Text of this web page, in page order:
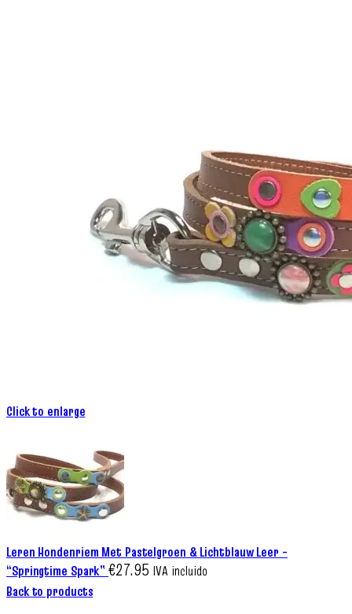
Click to enlarge
Leren Hondenriem Met Pastelgroen & Lichtblauw Leer –
“Springtime Spark”€27.95 IVA incluido
Back to products